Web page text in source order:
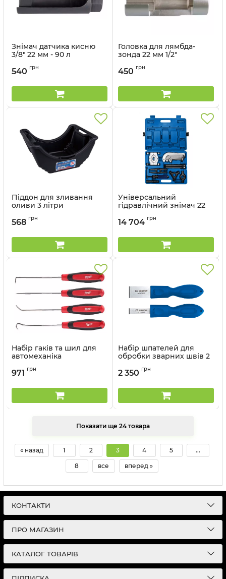
Знімач датчика кисню
3/8" 22 мм - 90 л
540 грн
Головка для лямбда-
зонда 22 мм 1/2"
450 грн
Піддон для зливання
оливи 3 літри
568 грн
Універсальний
гідравлічний знімач 22
кейсі KING TONY
14 704 грн
Набір гаків та шил для
автомеханіка
Артикул:
971 грн
Набір шпателей для
обробки зварних швів 2
Артикул:
2 350 грн
Показати ще 24 товара
« назад 1 2 3 4 5 ...
8 все вперед »
КОНТАКТИ
ПРО МАГАЗИН
КАТАЛОГ ТОВАРІВ